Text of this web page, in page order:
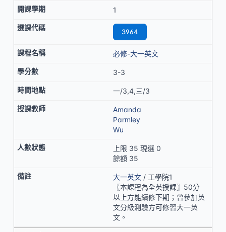
1
3964
必修-大一英文
3-3
一/3,4,三/3
Amanda
Parmley
Wu
上限 35 現選 0
餘額 35
大一英文 / 工學院1
〖本課程為全英授課〗50分
以上方能續修下期；曾參加英
文分級測驗方可修習大一英
文。